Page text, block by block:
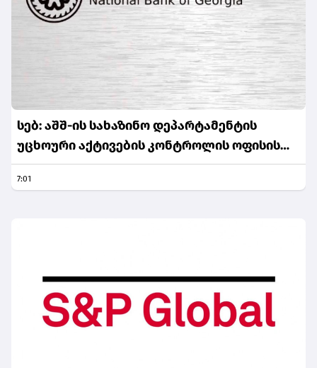
სებ: აშშ-ის სახაზინო დეპარტამენტის
უცხოური აქტივების კონტროლის ოფისის
(OFAC) მიერ სანქცირებული პირი არ
წარმოადგენს საქართველოს ეროვნული
7:01